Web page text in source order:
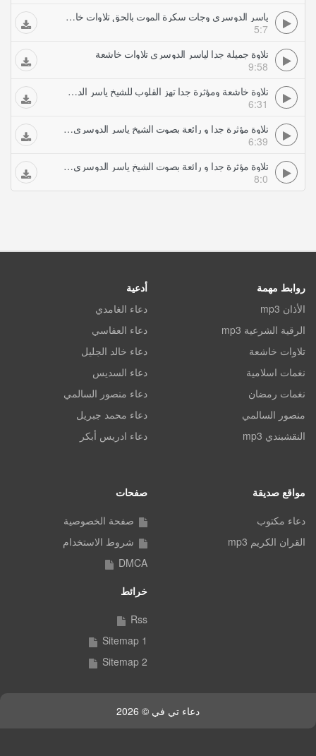
ياسر الدوسري وجات سكرة الموت بالحق تلاوات خاشعة
5:7
تلاوة جميلة جدا لياسر الدوسري تلاوات خاشعة
9:58
تلاوة خاشعة ومؤثرة جدا تهز القلوب للشيخ ياسر الدوسري تلاوات خاشعة
6:31
تلاوة مؤثرة جدا و رائعة بصوت الشيخ ياسر الدوسري avi تلاوات خاشعة
6:39
تلاوة مؤثرة جدا و رائعة بصوت الشيخ ياسر الدوسري تلاوات خاشعة
8:0
روابط مهمة
الأذان mp3
الرقية الشرعية mp3
تلاوات خاشعة
نغمات اسلامية
نغمات رمضان
منصور السالمي
النقشبندي mp3
أدعية
دعاء الغامدي
دعاء العفاسي
دعاء خالد الجليل
دعاء السديس
دعاء منصور السالمي
دعاء محمد جبريل
دعاء ادريس أبكر
مواقع صديقة
دعاء مكتوب
القران الكريم mp3
صفحات
صفحة الخصوصية
شروط الاستخدام
DMCA
خرائط
Rss
Sitemap 1
Sitemap 2
دعاء تي في © 2026